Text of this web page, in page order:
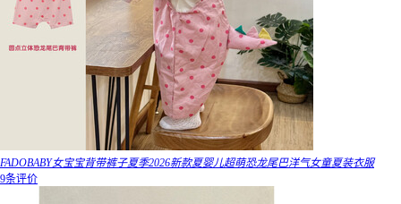
FADOBABY女宝宝背带裤子夏季2026新款夏婴儿超萌恐龙尾巴洋气女童夏装衣服
9条评价